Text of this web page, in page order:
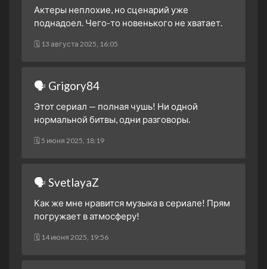
Актеры неплохие, но сценарий уже
поднадоел. Чего-то новенького не хватает.
🗓 13 августа 2025, 16:05
🗣 Grigory84
Этот сериал — полная чушь! Ни одной
нормальной битвы, одни разговоры.
🗓 5 июня 2025, 18:19
🗣 SvetlayaZ
Как же мне нравится музыка в сериале! Прям
погружает в атмосферу!
🗓 14 июня 2025, 19:56